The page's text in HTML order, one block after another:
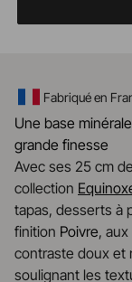
Fabriqué en
Une base
grande finesse
Avec ses 25 cm
collection
tapas, desserts à
finition Poivre,
contraste doux et
soulignant les